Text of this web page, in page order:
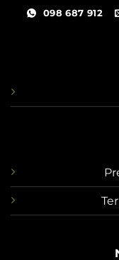
098 687 912